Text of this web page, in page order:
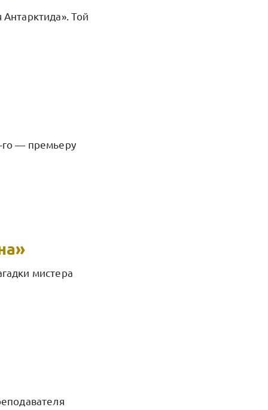
Той
го — премьеру
мистера